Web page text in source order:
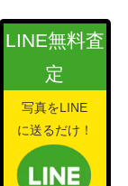
LINE無料査
定
写真をLINE
に送るだけ！